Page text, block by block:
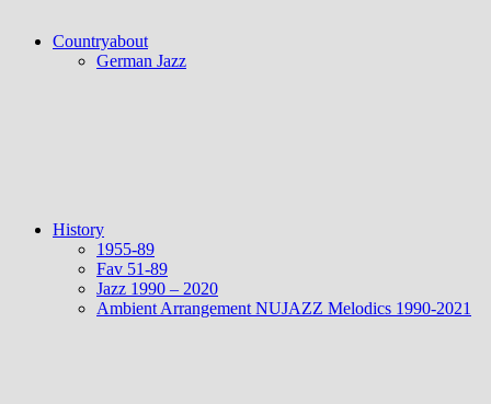
Countryabout
German Jazz
History
1955-89
Fav 51-89
Jazz 1990 – 2020
Ambient Arrangement NUJAZZ Melodics 1990-2021